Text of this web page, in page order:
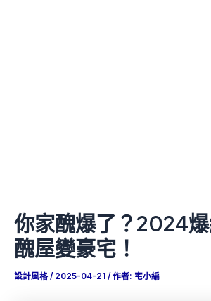
你家醜爆了？2024爆
醜屋變豪宅！
設計風格 / 2025-04-21 / 作者: 宅小編